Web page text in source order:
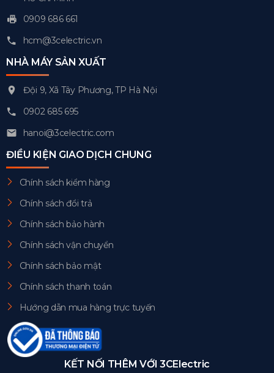
0909 686 661
hcm@3celectric.vn
NHÀ MÁY SẢN XUẤT
Đội 9, Xã Tây Phương, TP Hà Nội
0902 685 695
hanoi@3celectric.com
ĐIỀU KIỆN GIAO DỊCH CHUNG
Chính sách kiểm hàng
Chính sách đổi trả
Chính sách bảo hành
Chính sách vận chuyển
Chính sách bảo mật
Chính sách thanh toán
Hướng dẫn mua hàng trực tuyến
KẾT NỐI THÊM VỚI 3CElectric